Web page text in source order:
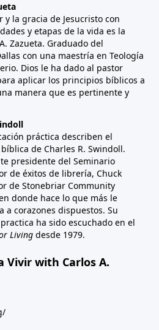
la gracia de Jesucristo con
y etapas de la vida es la
Zazueta. Graduado del
con una maestría en Teología
Dios le ha dado al pastor
aplicar los principios bíblicos a
manera que es pertinente y
práctica describen el
de Charles R. Swindoll.
presidente del Seminario
de éxitos de librería, Chuck
de Stonebriar Community
donde hace lo que más le
a corazones dispuestos. Su
ha sido escuchado en el
Living desde 1979.
Vivir with Carlos A.